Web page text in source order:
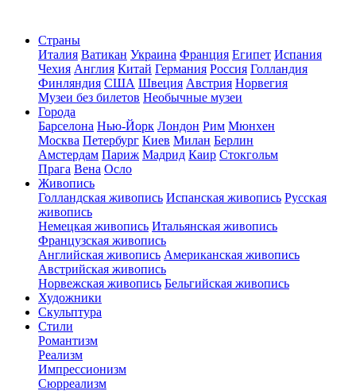
Страны
Италия Ватикан Украина Франция Египет Испания
Чехия Англия Китай Германия Россия Голландия
Финляндия США Швеция Австрия Норвегия
Музеи без билетов Необычные музеи
Города
Барселона Нью-Йорк Лондон Рим Мюнхен
Москва Петербург Киев Милан Берлин
Амстердам Париж Мадрид Каир Стокгольм
Прага Вена Осло
Живопись
Голландская живопись Испанская живопись Русская
живопись
Немецкая живопись Итальянская живопись
Французская живопись
Английская живопись Американская живопись
Австрийская живопись
Норвежская живопись Бельгийская живопись
Художники
Скульптура
Стили
Романтизм
Реализм
Импрессионизм
Сюрреализм